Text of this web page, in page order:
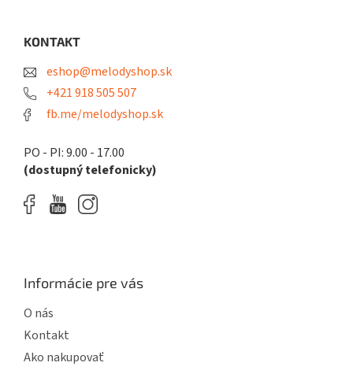
KONTAKT
eshop@melodyshop.sk
+421 918 505 507
fb.me/melodyshop.sk
PO - PI: 9.00 - 17.00
(dostupný telefonicky)
Informácie pre vás
O nás
Kontakt
Ako nakupovať